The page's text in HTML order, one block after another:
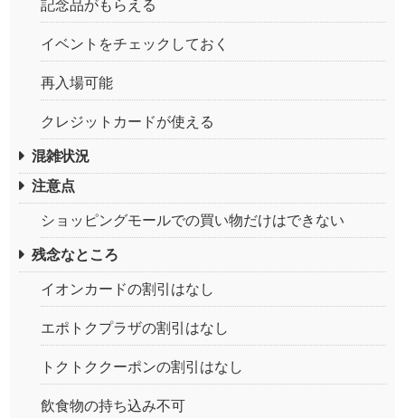
記念品がもらえる
イベントをチェックしておく
再入場可能
クレジットカードが使える
混雑状況
注意点
ショッピングモールでの買い物だけはできない
残念なところ
イオンカードの割引はなし
エポトクプラザの割引はなし
トクトククーポンの割引はなし
飲食物の持ち込み不可